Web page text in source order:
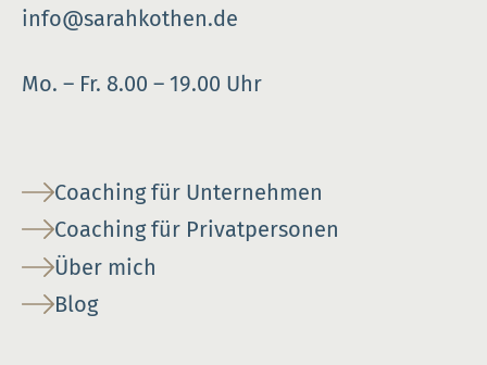
info@sarahkothen.de
Mo. – Fr. 8.00 – 19.00 Uhr
Coaching für Unternehmen
Coaching für Privatpersonen
Über mich
Blog